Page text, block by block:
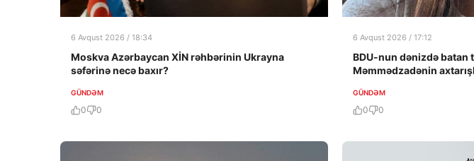
6 Avqust 2026 / 18:34
Moskva Azərbaycan XİN rəhbərinin Ukrayna
səfərinə necə baxır?
GÜNDƏM
0 0
6 Avqust 2026 / 17:12
BDU-nun dənizdə batan
Məmmədzadənin
GÜNDƏM
0 0